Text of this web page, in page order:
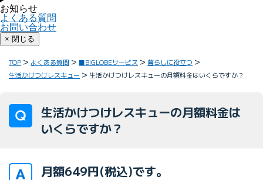
お知らせ
よくある質問
お問い合わせ
× 閉じる
TOP よくある質問 ■BIGLOBEサービス
暮らしに役立つ
生活かけつけレスキュー
生活かけつけレスキューの月額料金はいくらですか？
生活かけつけレスキューの月額料金は
いくらですか？
月額649円(税込)です。